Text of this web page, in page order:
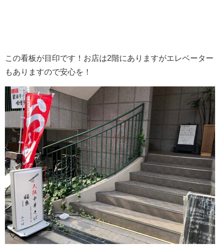
この看板が目印です！お店は2階にありますがエレベーター
もありますので安心を！